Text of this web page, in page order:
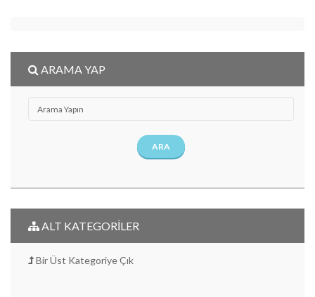
ARAMA YAP
ARA
ALT KATEGORİLER
Bir Üst Kategoriye Çık